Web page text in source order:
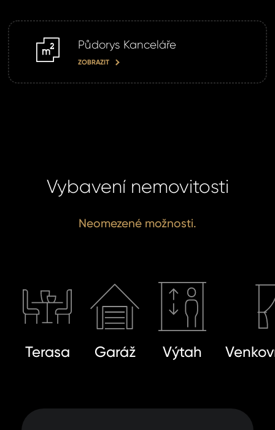
Půdorys Kanceláře
ZOBRAZIT
Vybavení nemovitosti
Neomezené možnosti.
Terasa Garáž Výtah